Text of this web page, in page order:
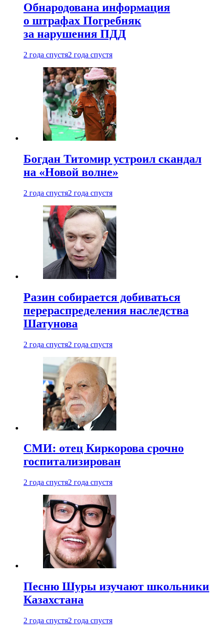
Обнародована информация
о штрафах Погребняк
за нарушения ПДД
2 года спустя2 года спустя
Богдан Титомир устроил скандал
на «Новой волне»
2 года спустя2 года спустя
Разин собирается добиваться
перераспределения наследства
Шатунова
2 года спустя2 года спустя
СМИ: отец Киркорова срочно
госпитализирован
2 года спустя2 года спустя
Песню Шуры изучают школьники
Казахстана
2 года спустя2 года спустя